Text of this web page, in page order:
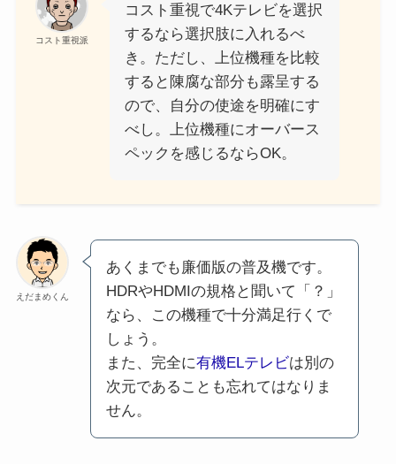
コスト重視派
コスト重視で4Kテレビを選択
するなら選択肢に入れるべ
き。ただし、上位機種を比較
すると陳腐な部分も露呈する
ので、自分の使途を明確にす
べし。上位機種にオーバース
ペックを感じるならOK。
えだまめくん
あくまでも廉価版の普及機です。
HDRやHDMIの規格と聞いて「？」
なら、この機種で十分満足行くで
しょう。
また、完全に有機ELテレビは別の
次元であることも忘れてはなりま
せん。